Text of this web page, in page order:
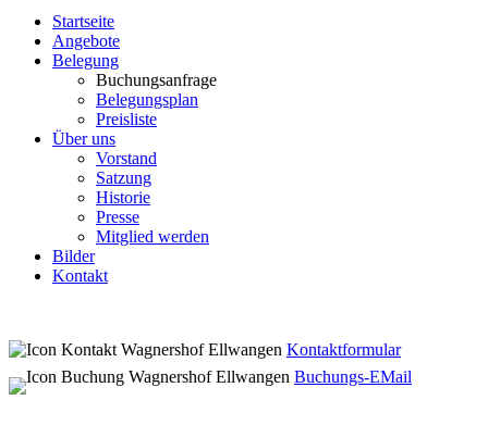
Startseite
Angebote
Belegung
Buchungsanfrage
Belegungsplan
Preisliste
Über uns
Vorstand
Satzung
Historie
Presse
Mitglied werden
Bilder
Kontakt
Kontaktformular
Buchungs-EMail